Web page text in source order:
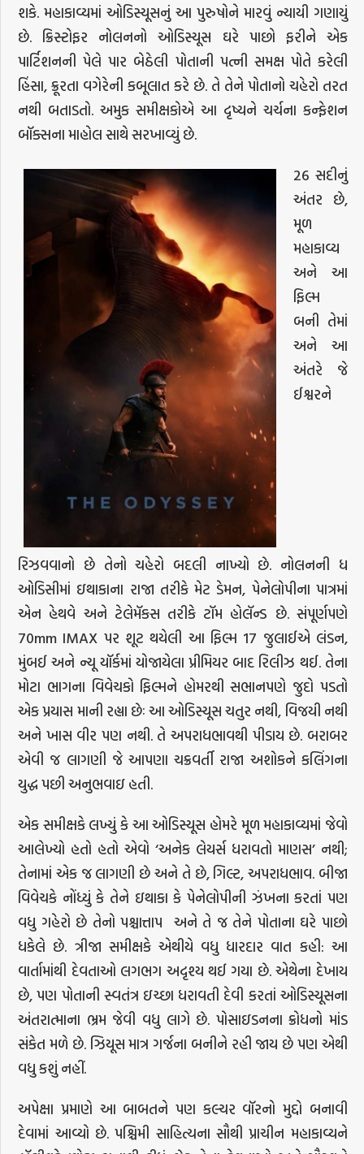
શકે. મહાકાવ્યમાં ઓડિસ્યૂસનું આ પુરુષોને મારવું ન્યાયી ગણાયું
છે. ક્રિસ્ટોફર નોલનનો ઓડિસ્યૂસ ઘરે પાછો ફરીને એક
પાર્ટિશનની પેલે પાર બેઠેલી પોતાની પત્ની સમક્ષ પોતે કરેલી
હિંસા, ક્રૂરતા વગેરેની કબૂલાત કરે છે. તે તેને પોતાનો ચહેરો તરત
નથી બતાડતો. અમુક સમીક્ષકોએ આ દૃષ્યને ચર્ચના કન્ફેશન
બૉક્સના માહોલ સાથે સરખાવ્યું છે.
26 સદીનું
અંતર છે,
મૂળ
મહાકાવ્ય
અને આ
ફિલ્મ
બની તેમાં
અને આ
અંતરે જે
ઈશ્વરને
રિઝવવાનો છે તેનો ચહેરો બદલી નાખ્યો છે. નોલનની ધ
ઓડિસીમાં ઇથાકાના રાજા તરીકે મેટ ડેમન, પેનેલોપીના પાત્રમાં
એન હેથવે અને ટેલેમૅકસ તરીકે ટૉમ હોલૅન્ડ છે. સંપૂર્ણપણે
70mm IMAX પર શૂટ થયેલી આ ફિલ્મ 17 જુલાઈએ લંડન,
મુંબઈ અને ન્યૂ યૉર્કમાં યોજાયેલા પ્રીમિયર બાદ રિલીઝ થઈ. તેના
મોટા ભાગના વિવેચકો ફિલ્મને હોમરથી સભાનપણે જુદો પડતો
એક પ્રયાસ માની રહ્યા છેઃ આ ઓડિસ્યૂસ ચતુર નથી, વિજયી નથી
અને ખાસ વીર પણ નથી. તે અપરાધભાવથી પીડાય છે. બરાબર
એવી જ લાગણી જે આપણા ચક્રવર્તી રાજા અશોકને કલિંગના
યુદ્ધ પછી અનુભવાઇ હતી.
એક સમીક્ષકે લખ્યું કે આ ઓડિસ્યૂસ હોમરે મૂળ મહાકાવ્યમાં જેવો
આલેખ્યો હતો હતો એવો ‘અનેક લેયર્સ ધરાવતો માણસ’ નથી;
તેનામાં એક જ લાગણી છે અને તે છે, ગિલ્ટ, અપરાધભાવ. બીજા
વિવેચકે નોંધ્યું કે તેને ઇથાકા કે પેનેલોપીની ઝંખના કરતાં પણ
વધુ ગહેરો છે તેનો પશ્ચાત્તાપ અને તે જ તેને પોતાના ઘરે પાછો
ધકેલે છે. ત્રીજા સમીક્ષકે એથીયે વધુ ધારદાર વાત કહી: આ
વાર્તામાંથી દેવતાઓ લગભગ અદૃશ્ય થઈ ગયા છે. એથેના દેખાય
છે, પણ પોતાની સ્વતંત્ર ઇચ્છા ધરાવતી દેવી કરતાં ઓડિસ્યૂસના
અંતરાત્માના ભ્રમ જેવી વધુ લાગે છે. પોસાઇડનના ક્રોધનો માંડ
સંકેત મળે છે. ઝિયૂસ માત્ર ગર્જના બનીને રહી જાય છે પણ એથી
વધુ કશું નહીં.
અપેક્ષા પ્રમાણે આ બાબતને પણ કલ્ચર વૉરનો મુદ્દો બનાવી
દેવામાં આવ્યો છે. પશ્ચિમી સાહિત્યના સૌથી પ્રાચીન મહાકાવ્યને